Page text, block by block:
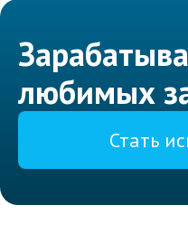
любимых
Стать